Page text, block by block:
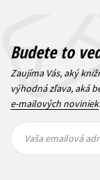
Budete to
Zaujíma Vás, aký
výhodná zľava, aká
e-mailových noviniek
emailová
emailová
Vaša emailová